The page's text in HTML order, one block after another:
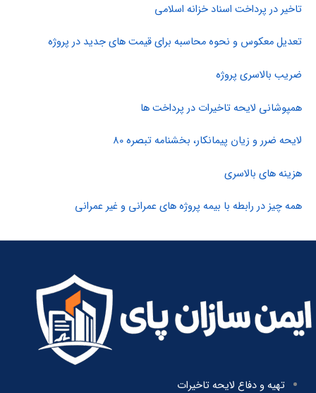
تاخیر در پرداخت اسناد خزانه اسلامی
تعدیل معکوس و نحوه محاسبه برای قیمت های جدید در پروژه
ضریب بالاسری پروژه
همپوشانی لایحه تاخیرات در پرداخت ها
لایحه ضرر و زیان پیمانکار، بخشنامه تبصره 80
هزینه های بالاسری
همه چیز در رابطه با بیمه پروژه های عمرانی و غیر عمرانی
تهیه و دفاع لایحه تاخیرات